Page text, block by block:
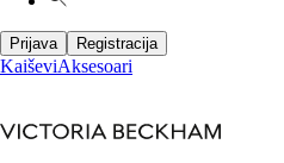
Prijava Registracija
KaiševiAksesoari